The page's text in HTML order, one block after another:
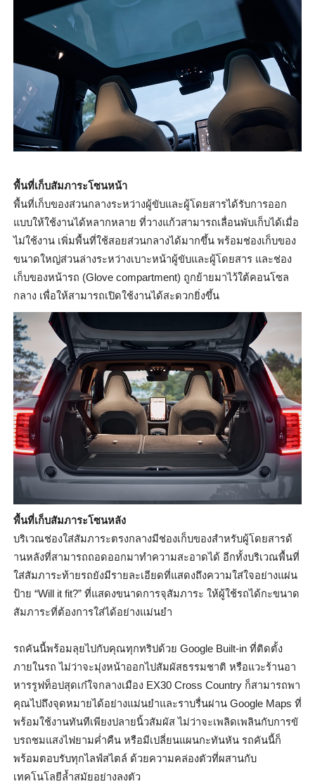
พื้นที่เก็บสัมภาระโซนหน้า
พื้นที่เก็บของส่วนกลางระหว่างผู้ขับและผู้โดยสารได้รับการออก
แบบให้ใช้งานได้หลากหลาย ที่วางแก้วสามารถเลื่อนพับเก็บได้เมื่อ
ไม่ใช้งาน เพิ่มพื้นที่ใช้สอยส่วนกลางได้มากขึ้น พร้อมช่องเก็บของ
ขนาดใหญ่ส่วนล่างระหว่างเบาะหน้าผู้ขับและผู้โดยสาร และช่อง
เก็บของหน้ารถ (Glove compartment) ถูกย้ายมาไว้ใต้คอนโซล
กลาง เพื่อให้สามารถเปิดใช้งานได้สะดวกยิ่งขึ้น
พื้นที่เก็บสัมภาระโซนหลัง
บริเวณช่องใส่สัมภาระตรงกลางมีช่องเก็บของสำหรับผู้โดยสารด้
านหลังที่สามารถถอดออกมาทำความสะอาดได้ อีกทั้งบริเวณพื้นที่
ใส่สัมภาระท้ายรถยังมีรายละเอียดที่แสดงถึงความใส่ใจอย่างแผ่น
ป้าย “Will it fit?”ที่แสดงขนาดการจุสัมภาระ ให้ผู้ใช้รถได้กะขนาด
สัมภาระที่ต้องการใส่ได้อย่างแม่นยำ
รถคันนี้พร้อมลุยไปกับคุณทุกทริปด้วย Google Built-in ที่ติดตั้ง
ภายในรถ ไม่ว่าจะมุ่งหน้าออกไปสัมผัสธรรมชาติ หรือแวะร้านอา
หารรูฟท็อปสุดเก๋ใจกลางเมืองEX30 Cross Country ก็สามารถพา
คุณไปถึงจุดหมายได้อย่างแม่นยำและราบรื่นผ่านGoogle Maps ที่
พร้อมใช้งานทันทีเพียงปลายนิ้วสัมผัส ไม่ว่าจะเพลิดเพลินกับการขั
บรถชมแสงไฟยามค่ำคืน หรือมีเปลี่ยนแผนกะทันหัน รถคันนี้ก็
พร้อมตอบรับทุกไลฟ์สไตล์ ด้วยความคล่องตัวที่ผสานกับ
เทคโนโลยีล้ำสมัยอย่างลงตัว